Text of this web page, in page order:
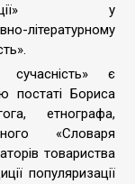
у
літературному
є
постаті Бориса
етнографа,
«Словаря
товариства
популяризації